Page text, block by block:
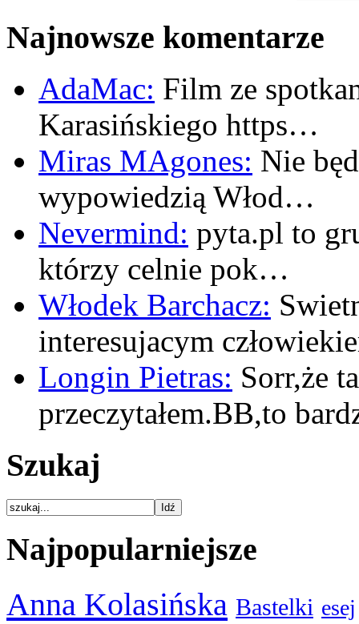
Najnowsze komentarze
AdaMac: Film ze
Karasińskiego https…
Miras MAgones: Nie
wypowiedzią Włod…
Nevermind: pyta.pl to
którzy celnie pok…
Włodek Barchacz:
interesujacym
Longin Pietras: Sorr,że
przeczytałem.BB,to
Szukaj
Najpopularniejsze
Anna Kolasińska Bastelki esej